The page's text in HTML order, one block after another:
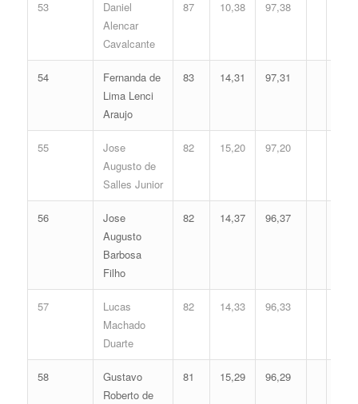
53
Daniel
Alencar
Cavalcante
87 10,38 97,38
54
Fernanda de
Lima Lenci
Araujo
83 14,31 97,31
55
Jose
Augusto de
Salles Junior
82 15,20 97,20
56
Jose
Augusto
Barbosa
Filho
82 14,37 96,37
57
Lucas
Machado
Duarte
82 14,33 96,33
58
Gustavo
Roberto de
81 15,29 96,29